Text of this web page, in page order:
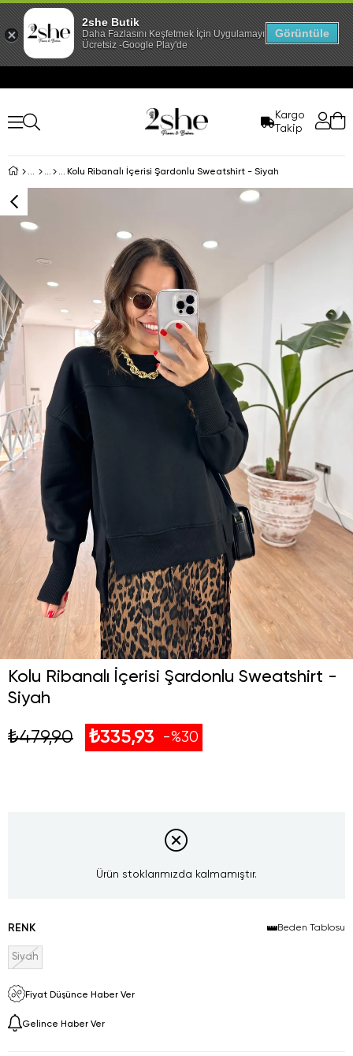
Kargo
Takip
Kolu Ribanalı İçerisi Şardonlu Sweatshirt - Siyah
Kolu Ribanalı İçerisi Şardonlu Sweatshirt -
Siyah
₺479,90 ₺335,93 30
Ürün stoklarımızda kalmamıştır.
RENK Beden Tablosu
Siyah
Fiyat Düşünce Haber Ver
Gelince Haber Ver
2she Butik
Daha Fazlasını Keşfetmek İçin Uygulamayı İndir!
Ücretsiz -Google Play'de
Görüntüle